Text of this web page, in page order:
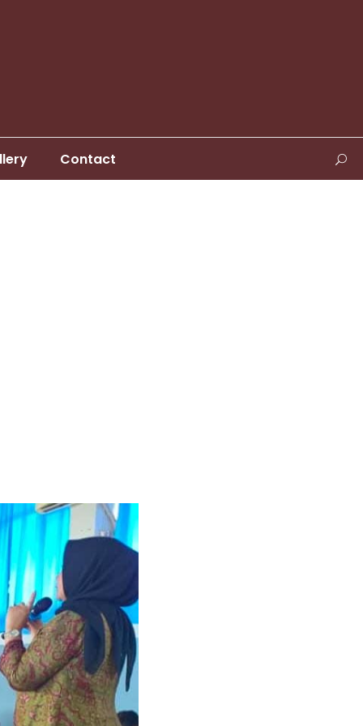
Contact